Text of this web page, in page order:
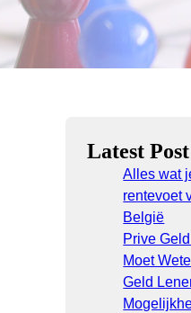
Latest Post
Alles wat
rentevoet
België
Prive
Moet
Geld